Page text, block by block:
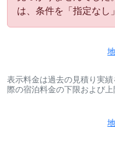
は、条件を「指定なし
表示料金は過去の見積り実
際の宿泊料金の下限および上